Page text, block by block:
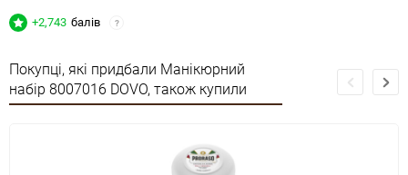
+2,743 балів ?
Покупці, які придбали Манікюрний
набір 8007016 DOVO, також купили